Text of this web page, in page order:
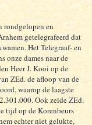
rondgelopen en
getelegrafeerd dat
Het Telegraaf- en
onze dames naar de
Heer J. Kooi op de
ZEd. de afloop van de
waarop de laagste
Ook zeide ZEd.
tijd op de Korenbeurs
echter niet gelukte,